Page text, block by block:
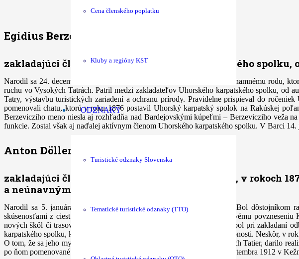
Cena členského poplatku
Kluby a regióny KST
ODZNAKY
Turistické odznaky Slovenska
Tematické turistické odznaky (TTO)
Egídius Berzeviczi
zakladajúci člen a predseda Uhorského karpatského
Narodil sa 24. decembra 1835 v Prešove do rodiny prislúchajúcej k významnému rodu,
ruchu vo Vysokých Tatrách. Patril medzi zakladateľov Uhorského karpatského spolku, od
Tatry, výstavbu turistických zariadení a ochranu prírody. Pravidelne prispieval do
pomenovali chatu, ktorú v roku 1876 postavil Uhorský karpatský spolok na Rakúskej
Berzevicziho meno niesla aj rozhľadňa nad Bardejovskými kúpeľmi – Berzevicziho veža
funkcie. Zostal však aj naďalej aktívnym členom Uhorského karpatského spolku. V Barci
Anton Döller (1831 -1912)
zakladajúci člen Uhorského karpatského spolku, v rokoch
a neúnavným hnacím motorom spolku
Narodil sa 5. januára 1831 v Haliči v obci Winniki neďaleko Ľvova. Bol dôstojníkom
skúsenosťami z ciest okamžite začal presadzovať kroky vedúce k celkovému
nových škôl či trasovanie železnice údolím rieky Poprad. V roku 1880 bol pri zakladaní
karpatského spolku, ktorého členmi boli mnohé významné a vplyvné osobnosti. Neskôr, v
O tom, že sa jeho myšlienky, smerujúce k prosperite celej oblasti Vysokých Tatier, darilo
po ňom pomenované aj Okrúhle pleso v Mlynickej doline. Zomrel 29. septembra 1912 v